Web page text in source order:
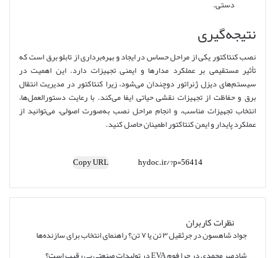
دستی.
نتیجه‌گیری
نصب کنتاکتور یکی از مراحل حساس در ایجاد و بهره‌برداری از تابلو برق است که
تأثیر مستقیمی بر عملکرد مدارها و ایمنی تجهیزات دارد. این اهمیت در
سیستم‌های دیزل ژنراتور دوچندان می‌شود، زیرا کنتاکتور در مدیریت انتقال
برق و حفاظت از تجهیزات نقشی حیاتی ایفا می‌کند. با رعایت دستورالعمل‌ها،
انتخاب تجهیزات مناسب، و انجام مراحل نصب به‌صورت اصولی، می‌توانید از
عملکرد پایدار و ایمن کنتاکتور اطمینان حاصل کنید.
Copy URL
نظرات کاربران
جواد شاهسوندرجرثقیل ۳ تن یا ۷ تن؟ راهنمای انتخاب برای سازنده‌ها